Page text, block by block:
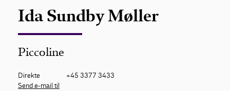
Ida Sundby Møller
Piccoline
Direkte
+45 3377 3433
Send e-mail til